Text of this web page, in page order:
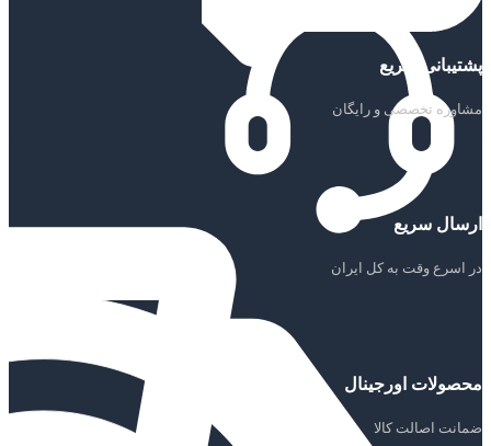
پشتیبانی سریع
مشاوره تخصصی و رایگان
ارسال سریع
در اسرع وقت به کل ایران
محصولات اورجینال
ضمانت اصالت کالا